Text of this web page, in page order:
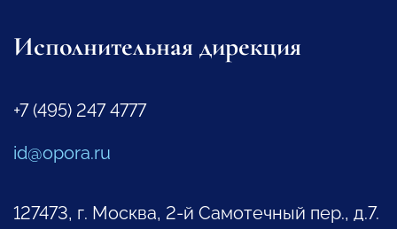
Исполнительная дирекция
+7 (495) 247 4777
id@opora.ru
127473, г. Москва, 2-й Самотечный пер., д.7.